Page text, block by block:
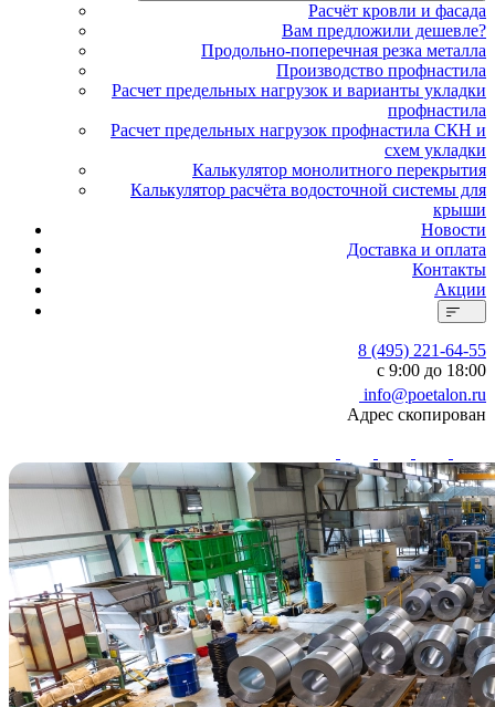
Расчёт кровли и фасада
Вам предложили дешевле?
Продольно-поперечная резка металла
Производство профнастила
Расчет предельных нагрузок и варианты укладки
профнастила
Расчет предельных нагрузок профнастила СКН и
схем укладки
Калькулятор монолитного перекрытия
Калькулятор расчёта водосточной системы для
крыши
Новости
Доставка и оплата
Контакты
Акции
8 (495) 221-64-55
с 9:00 до 18:00
info@poetalon.ru
Адрес скопирован